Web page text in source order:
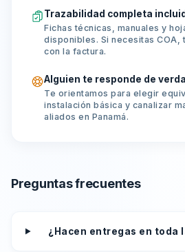
Trazabilidad completa
Fichas técnicas, manuales y
disponibles. Si necesitas COA,
con la factura.
Alguien te responde de
Te orientamos para elegir
instalación básica y canalizar
aliados en Panamá.
Preguntas frecuentes
¿Hacen entregas en toda